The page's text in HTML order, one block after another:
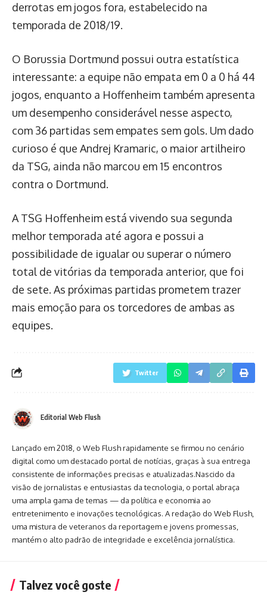
derrotas em jogos fora, estabelecido na
temporada de 2018/19.
O Borussia Dortmund possui outra estatística
interessante: a equipe não empata em 0 a 0 há 44
jogos, enquanto a Hoffenheim também apresenta
um desempenho considerável nesse aspecto,
com 36 partidas sem empates sem gols. Um dado
curioso é que Andrej Kramaric, o maior artilheiro
da TSG, ainda não marcou em 15 encontros
contra o Dortmund.
A TSG Hoffenheim está vivendo sua segunda
melhor temporada até agora e possui a
possibilidade de igualar ou superar o número
total de vitórias da temporada anterior, que foi
de sete. As próximas partidas prometem trazer
mais emoção para os torcedores de ambas as
equipes.
Twitter
Editorial Web Flush
Lançado em 2018, o Web Flush rapidamente se firmou no cenário
digital como um destacado portal de notícias, graças à sua entrega
consistente de informações precisas e atualizadas.Nascido da
visão de jornalistas e entusiastas da tecnologia, o portal abraça
uma ampla gama de temas — da política e economia ao
entretenimento e inovações tecnológicas. A redação do Web Flush,
uma mistura de veteranos da reportagem e jovens promessas,
mantém o alto padrão de integridade e excelência jornalística.
Talvez você goste